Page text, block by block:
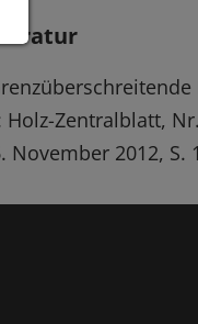
Holz-Zentralblatt,
November 2012, S.